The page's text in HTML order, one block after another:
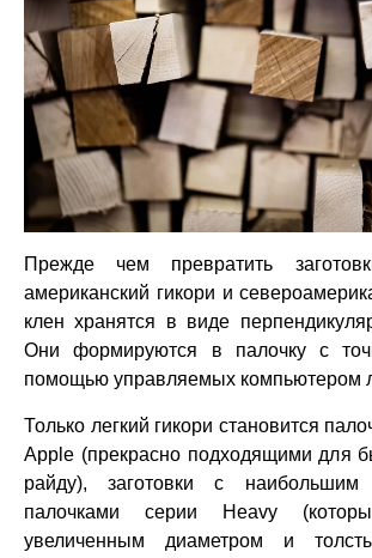
Прежде чем превратить
американский гикори и
клен хранятся в виде
Они формируются в палочку с
помощью управляемых компьютером
Только легкий гикори становится
Apple (прекрасно подходящими для
райду), заготовки с наибольшим
палочками серии Heavy
увеличенным диаметром и